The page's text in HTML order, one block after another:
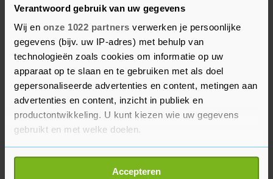
Verantwoord gebruik van uw gegevens
Wij en onze 1022 partners verwerken je persoonlijke
gegevens (bijv. uw IP-adres) met behulp van
technologieën zoals cookies om informatie op uw
apparaat op te slaan en te gebruiken met als doel
gepersonaliseerde advertenties en content, metingen aan
advertenties en content, inzicht in publiek en
productontwikkeling. U kunt kiezen wie uw gegevens
gebruikt en met welke doelen.
Als u het toestaat, willen we ook graag:
Informatie verzamelen over uw geografische
Accepteren
de sprint. "Ik wist dat de andere jongens ook pijn
aan de benen hadden. Ik wist van de klassiekers
dat iedere keer dat ik een sprint van de tweede of
derde groep van kop af begon, ik ook won, dus
dat heb ik nu ook gedaan. Het is lang geleden dat
ik voor het laatst won."
De Deen bezorgde Alpecin-Deceuninck de tiende
zege van het seizoen. Mathieu van der Poel won
eerder Milaan - Sanremo en Parijs-Roubaix.